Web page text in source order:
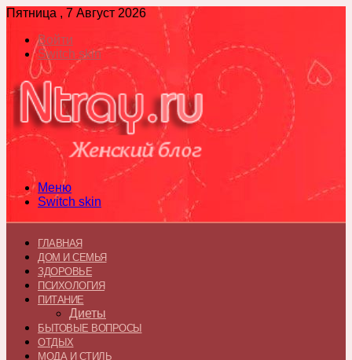
Пятница , 7 Август 2026
Войти
Switch skin
Меню
Switch skin
ГЛАВНАЯ
ДОМ И СЕМЬЯ
ЗДОРОВЬЕ
ПСИХОЛОГИЯ
ПИТАНИЕ
Диеты
БЫТОВЫЕ ВОПРОСЫ
ОТДЫХ
МОДА И СТИЛЬ